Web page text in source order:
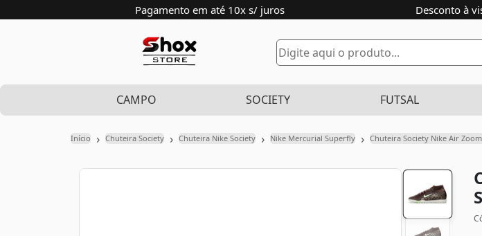
Pagamento em até 10x s/ juros Desconto à
CAMPO SOCIETY FUTSAL
Início › Chuteira Society › Chuteira Nike Society › Nike Mercurial Superfly › Chuteira Society Nike Air